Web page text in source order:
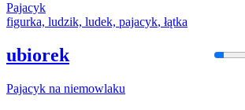
Pajacyk
figurka, ludzik, ludek, pajacyk, łątka
ubiorek
Pajacyk na niemowlaku